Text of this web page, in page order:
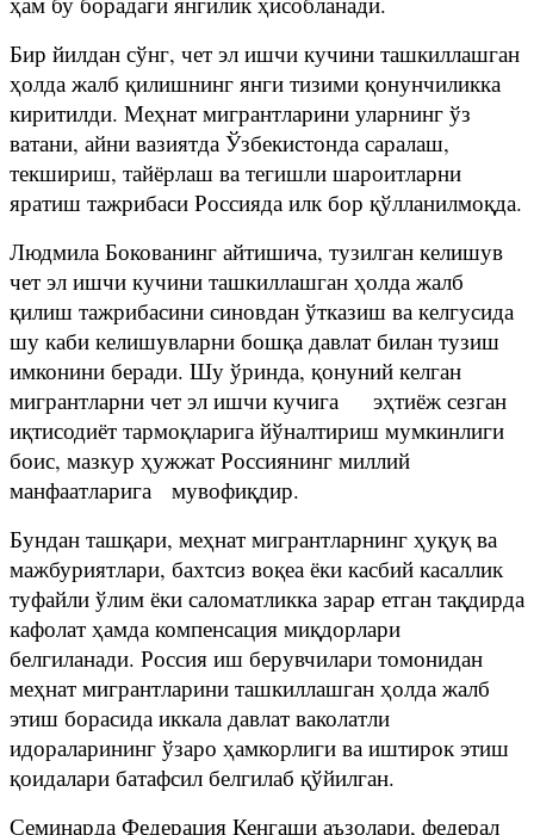
Бир йилдан сўнг, чет эл ишчи кучини ташкиллашган
ҳолда жалб қилишнинг янги тизими қонунчиликка
киритилди. Меҳнат мигрантларини уларнинг ўз
ватани, айни вазиятда Ўзбекистонда саралаш,
текшириш, тайёрлаш ва тегишли шароитларни
яратиш тажрибаси Россияда илк бор қўлланилмоқда.
Людмила Бокованинг айтишича, тузилган келишув
чет эл ишчи кучини ташкиллашган ҳолда жалб
қилиш тажрибасини синовдан ўтказиш ва келгусида
шу каби келишувларни бошқа давлат билан тузиш
имконини беради. Шу ўринда, қонуний келган
мигрантларни чет эл ишчи кучига эҳтиёж сезган
иқтисодиёт тармоқларига йўналтириш мумкинлиги
боис, мазкур ҳужжат Россиянинг миллий
манфаатларига мувофиқдир.
Бундан ташқари, меҳнат мигрантларнинг ҳуқуқ ва
мажбуриятлари, бахтсиз воқеа ёки касбий касаллик
туфайли ўлим ёки саломатликка зарар етган тақдирда
кафолат ҳамда компенсация миқдорлари
белгиланади. Россия иш берувчилари томонидан
меҳнат мигрантларини ташкиллашган ҳолда жалб
этиш борасида иккала давлат ваколатли
идораларининг ўзаро ҳамкорлиги ва иштирок этиш
қоидалари батафсил белгилаб қўйилган.
Семинарда Федерация Кенгаши аъзолари, федерал